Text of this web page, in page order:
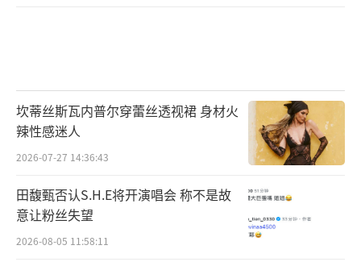
坎蒂丝斯瓦内普尔穿蕾丝透视裙 身材火
辣性感迷人
2026-07-27 14:36:43
田馥甄否认S.H.E将开演唱会 称不是故
意让粉丝失望
2026-08-05 11:58:11